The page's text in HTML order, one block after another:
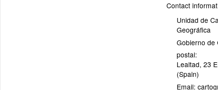
Contact
Unidad de
Geográfica
Gobierno de
postal:
Lealtad, 23
(Spain)
Email: